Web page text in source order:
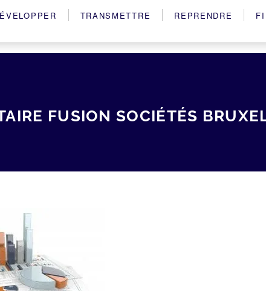
TRANSMETTRE REPRENDRE
FUSION SOCIÉTÉS